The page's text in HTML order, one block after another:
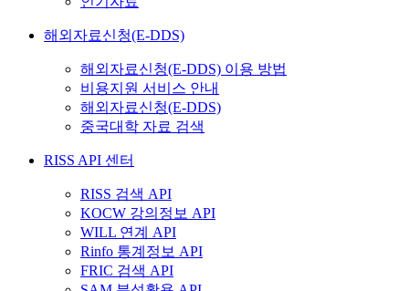
해외자료신청(E-DDS)
해외자료신청(E-DDS) 이용 방법
비용지원 서비스 안내
해외자료신청(E-DDS)
중국대학 자료 검색
RISS API 센터
RISS 검색 API
KOCW 강의정보 API
WILL 연계 API
Rinfo 통계정보 API
FRIC 검색 API